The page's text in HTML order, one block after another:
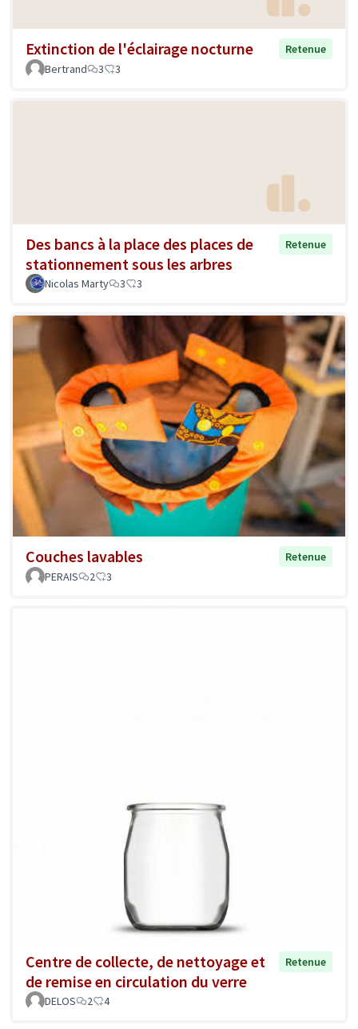
Extinction de l'éclairage nocturne
Retenue
Bertrand
3 3
Des bancs à la place des places de
stationnement sous les arbres
Retenue
Nicolas Marty 3 3
Couches lavables
Retenue
PERAIS
2 3
Centre de collecte, de nettoyage et
de remise en circulation du verre
Retenue
DELOS 2 4